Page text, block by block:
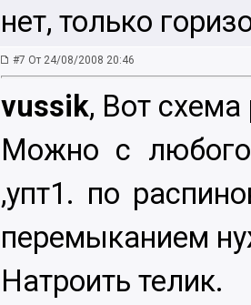
нет, только
#7 От 24/08/2008 20:46
vussik, Вот схема
Можно с любого
,упт1. по
перемыканием
Натроить телик.